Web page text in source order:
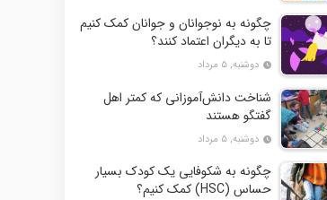
چگونه به نوجوانان و جوانان کمک کنیم
تا به دیگران اعتماد کنند؟
دوشنبه, ۵ مرداد
شناخت دانش‌آموزانی که کمتر اهل
گفتگو هستند
دوشنبه, ۵ مرداد
چگونه به شکوفایی یک کودک بسیار
حساس (HSC) کمک کنیم؟